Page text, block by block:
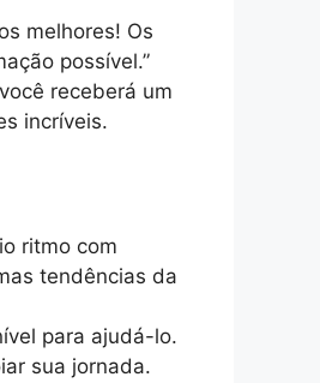
melhores! Os
possível.”
receberá um
incríveis.
ritmo com
tendências da
para ajudá-lo.
sua jornada.